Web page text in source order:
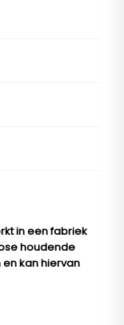
in een fabriek
houdende
kan hiervan